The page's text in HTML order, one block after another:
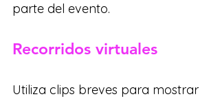
parte del evento.
Recorridos virtuales
Utiliza clips breves para mostrar